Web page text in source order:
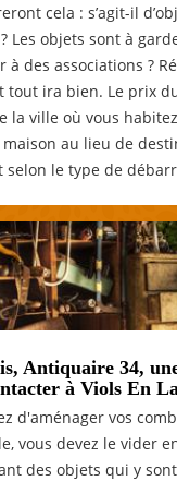
cela : s’agit-il
Les objets sont à
à des associations ?
tout ira bien. Le prix
la ville où vous
au lieu de
selon le type de
Antiquaire 34,
à Viols En
d'aménager vos
vous devez le vider
des objets qui y